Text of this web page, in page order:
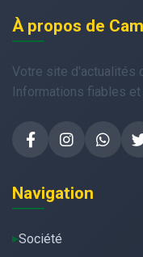
À propos de
Votre site d'actualités
Informations fiables
Navigation
Société